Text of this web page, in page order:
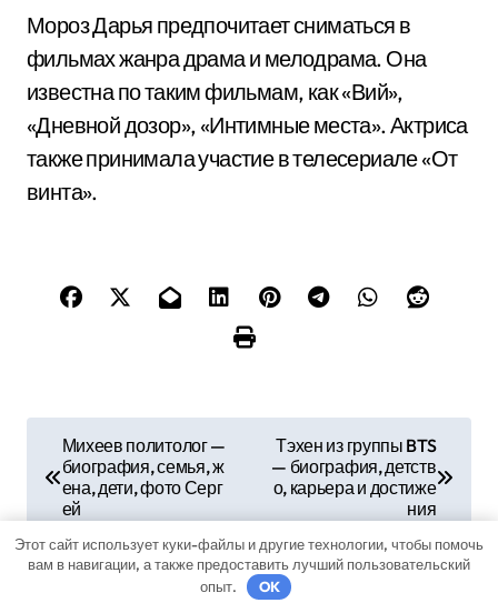
Мороз Дарья предпочитает сниматься в
фильмах жанра драма и мелодрама. Она
известна по таким фильмам, как «Вий»,
«Дневной дозор», «Интимные места». Актриса
также принимала участие в телесериале «От
винта».
в
и
Михеев политолог —
биография, семья, ж
ена, дети, фото Серг
ей
Тэхен из группы BTS
— биография, детств
о, карьера и достиже
ния
Этот сайт использует куки-файлы и другие технологии, чтобы помочь
вам в навигации, а также предоставить лучший пользовательский
опыт.
OK